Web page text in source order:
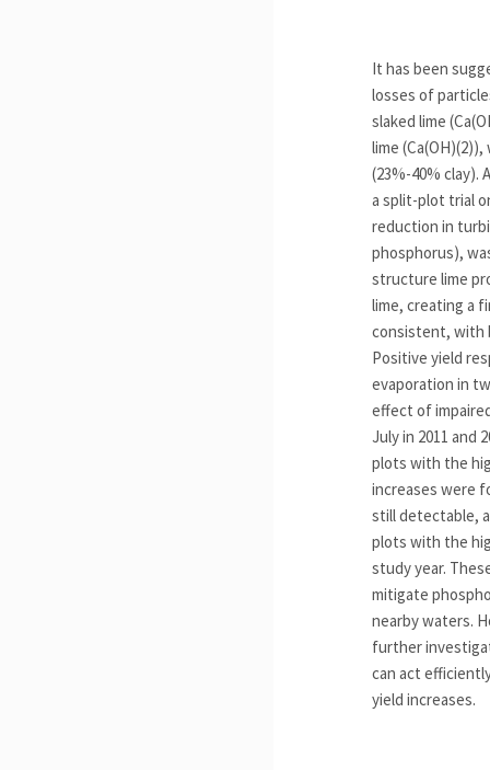
It has been
losses of
slaked lime
lime
(23%-40% clay).
a split-plot trial
reduction in
phosphorus),
structure lime
lime, creating a
consistent, with
Positive yield
evaporation in
effect of
July in 2011 and
plots with the
increases were
still detectable,
plots with the
study year.
mitigate
nearby waters.
further
can act
yield increases.